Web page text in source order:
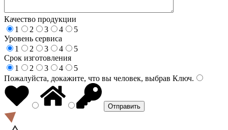
Качество продукции
1
2 3 4
5
Уровень сервиса
1
2 3 4
5
Срок изготовления
1
2 3 4
5
Пожалуйста, докажите, что вы человек, выбрав Ключ.